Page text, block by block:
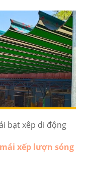
bạt xêp di động
xếp lượn sóng